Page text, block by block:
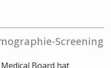
Screening
Board hat